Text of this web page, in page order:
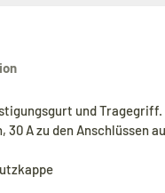
und Tragegriff.
30 A zu den Anschlüssen